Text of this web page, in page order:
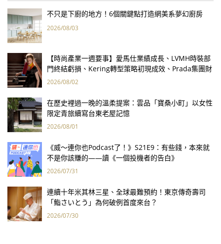
不只是下廚的地方！6個關鍵點打造網美系夢幻廚房
2026/08/03
【時尚產業一週要事】愛馬仕業績成長、LVMH時裝部
門終結虧損、Kering轉型策略初現成效、Prada集團財
報亮眼
2026/08/02
在歷史裡過一晚的溫柔提案：雲品「寶桑小町」以女性
限定青旅續寫台東老屋記憶
2026/08/01
《威～連你也Podcast了！》S21E9：有些錢，本來就
不是你該賺的——讀《一個投機者的告白》
2026/07/31
連續十年米其林三星、全球最難預約！東京傳奇壽司
「鮨さいとう」為何破例首度來台？
2026/07/30